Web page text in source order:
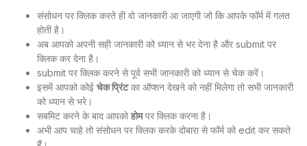
संसोधन पर क्लिक करते ही वो जानकारी आ जाएगी जो कि आपके फॉर्म में गलत
होती है।
अब आपको अपनी सही जानकारी को ध्यान से भर देना है और submit पर
क्लिक कर देना है।
submit पर क्लिक करने से पूर्व सभी जानकारी को ध्यान से चेक करें।
इसमें आपको कोई चेक प्रिंटका ऑप्शन देखने को नहीं मिलेगा तो सभी जानकारी
को ध्यान से भरे।
सबमिट करने के बाद आपको होमपर क्लिक करना है।
अभी आप चाहे तो संसोधन पर क्लिक करके दोबारा से फॉर्म को edit कर सकते